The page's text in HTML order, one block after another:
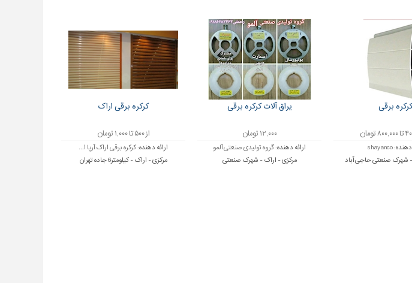
کرکره برقی
دهنده:shayanco
- شهرک صنعتی حاجی آباد
یراق آلات کرکره برقی
۱۲,۰۰۰ تومان
ارائه دهنده:گروه تولیدی صنعتی آلمو
مرکزی - اراک - شهرک صنعتی
کرکره برقی اراک
از ۵۰۰ تا ۱,۰۰۰ تومان
ارائه دهنده:کرکره برقی اراک آرپا ا...
مرکزی - اراک - کیلومتر6 جاده تهران